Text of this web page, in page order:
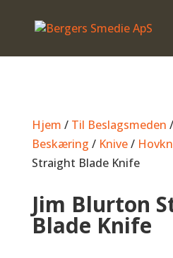
Hjem / Til Beslagsmeden /
Beskæring / Knive/
Straight Blade Knife
Jim Blurton
Blade Knife